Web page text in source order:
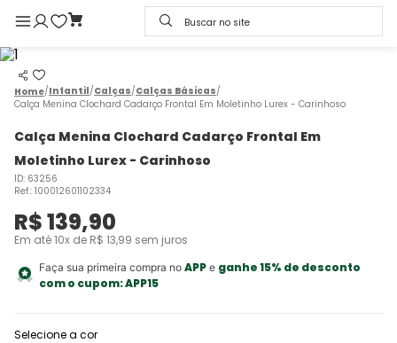
Buscar no site
Infantil Calças Calças Básicas
Calça Menina Clochard Cadarço Frontal Em Moletinho Lurex - Carinhoso
Calça Menina Clochard Cadarço Frontal Em
Moletinho Lurex - Carinhoso
ID: 63256
Ref.: 100012601102334
R$139,90
Em até10x de R$ 13,99 sem juros
Faça sua primeira compra no APPe ganhe 15% de desconto
com o cupom:APP15
Selecione a cor